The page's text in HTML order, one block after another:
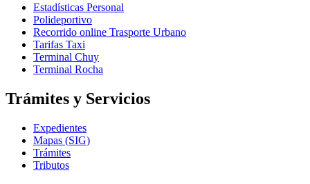
Estadísticas Personal
Polideportivo
Recorrido online Trasporte Urbano
Tarifas Taxi
Terminal Chuy
Terminal Rocha
Trámites y Servicios
Expedientes
Mapas (SIG)
Trámites
Tributos